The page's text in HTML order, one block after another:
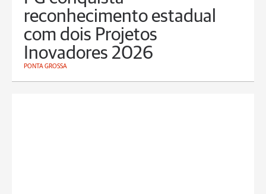
reconhecimento estadual
com dois Projetos
Inovadores 2026
PONTA GROSSA